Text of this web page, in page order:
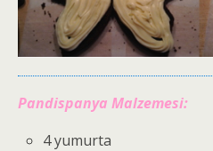
Pandispanya Malzemesi:
4 yumurta